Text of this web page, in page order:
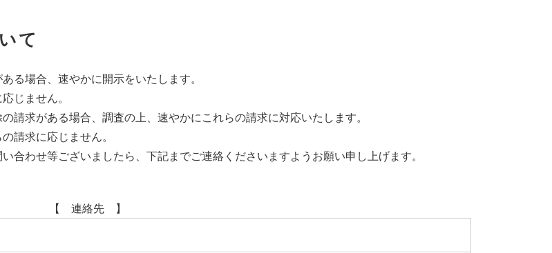
て
る場合、速やかに開示をいたします。
じません。
請求がある場合、調査の上、速やかにこれらの請求に対応いたします。
請求に応じません。
合わせ等ございましたら、下記までご連絡くださいますようお願い申し上げます。
【 連絡先 】